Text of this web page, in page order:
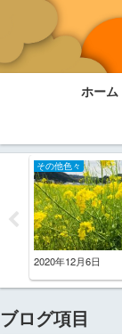
ホーム
その他色々
2020年12月6日
ブログ項目